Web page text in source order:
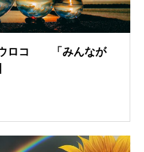
ウロコ 「みんなが